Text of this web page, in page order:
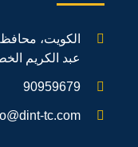
عبد الكريم
90959679
tc.com